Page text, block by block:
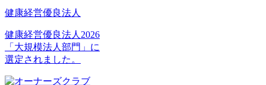
健康経営優良法人
健康経営優良法人2026
「大規模法人部門」に
選定されました。